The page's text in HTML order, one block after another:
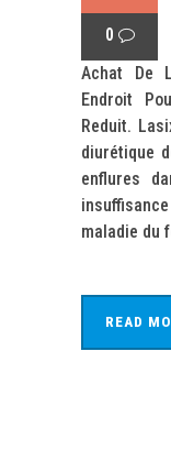
0
Achat De
Endroit
Reduit.
diurétique
enflures
maladie du
READ